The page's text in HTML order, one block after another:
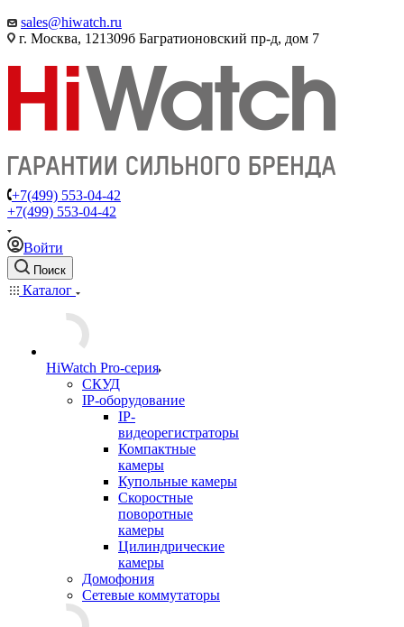
sales@hiwatch.ru
г. Москва, 121309б Багратионовский пр-д, дом 7
+7(499) 553-04-42
+7(499) 553-04-42
Войти
Поиск
Каталог
HiWatch Pro-серия
CКУД
IP-оборудование
IP-
видеорегистраторы
Компактные
камеры
Купольные камеры
Скоростные
поворотные
камеры
Цилиндрические
камеры
Домофония
Сетевые коммутаторы